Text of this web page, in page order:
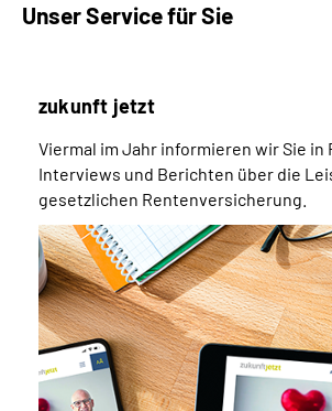
Unser Service für Sie
zukunft jetzt
Viermal im Jahr informieren wir Sie in
Interviews und Berichten über die
gesetzlichen Rentenversicherung.